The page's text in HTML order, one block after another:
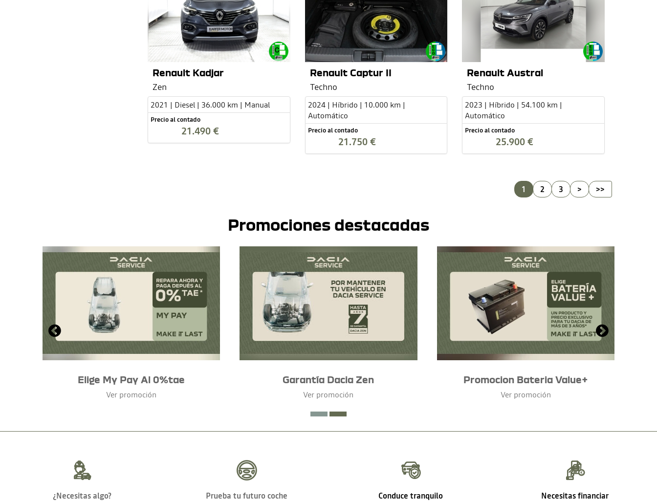
Renault Kadjar
Zen
2021 | Diesel | 36.000 km | Manual
Precio al contado
21.490 €
Renault Captur II
Techno
2024 | Híbrido | 10.000 km |
Automático
Precio al contado
21.750 €
Renault Austral
Techno
2023 | Híbrido | 54.100 km |
Automático
Precio al contado
25.900 €
1 2 3 > >>
Promociones destacadas
Elige My Pay Al 0%tae
Ver promoción
Garantía Dacia Zen
Ver promoción
Promocion Bateria Value+
Ver promoción
¿Necesitas algo? Prueba tu futuro coche Conduce tranquilo Necesitas financiar